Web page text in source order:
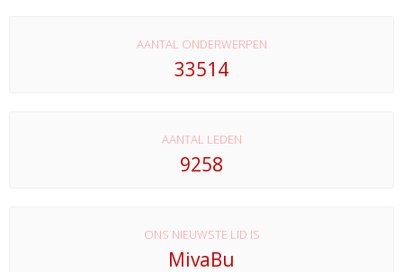
AANTAL ONDERWERPEN
33514
AANTAL LEDEN
9258
ONS NIEUWSTE LID IS
MivaBu